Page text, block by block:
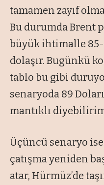
tamamen zayıf
Bu durumda Brent
büyük ihtimalle 85-
dolaşır. Bugünkü
tablo bu gibi
senaryoda 89
mantıklı
Üçüncü senaryo
çatışma yeniden
atar, Hürmüz’de